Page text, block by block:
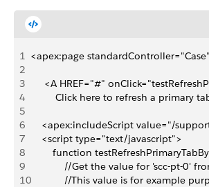
1 <apex:page
2
3
<A HREF="#"
4
Click here to refresh a primary
5
6
<apex:includeScript value="/
7
    <script type="text/javascript">
8
function
9
//Get the value for 'scc-
10
//This value is for example